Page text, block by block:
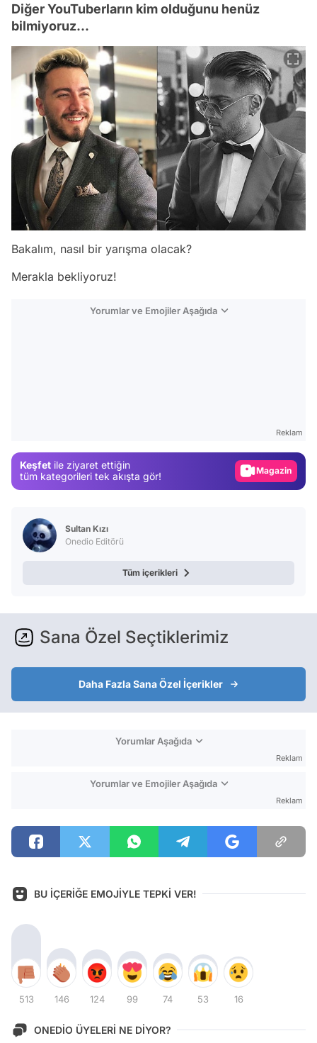
Diğer YouTuberların kim olduğunu henüz
bilmiyoruz...
Bakalım, nasıl bir yarışma olacak?
Merakla bekliyoruz!
Yorumlar ve Emojiler Aşağıda
Reklam
Keşfet ile ziyaret ettiğin
tüm kategorileri tek akışta gör!
Magazin
Sultan Kızı
Onedio Editörü
Tüm içerikleri
Sana Özel Seçtiklerimiz
Daha Fazla Sana Özel İçerikler
Yorumlar Aşağıda
Reklam
Yorumlar ve Emojiler Aşağıda
Reklam
BU İÇERİĞE EMOJİYLE TEPKİ VER!
513 146 124 99 74 53 16
ONEDİO ÜYELERİ NE DİYOR?